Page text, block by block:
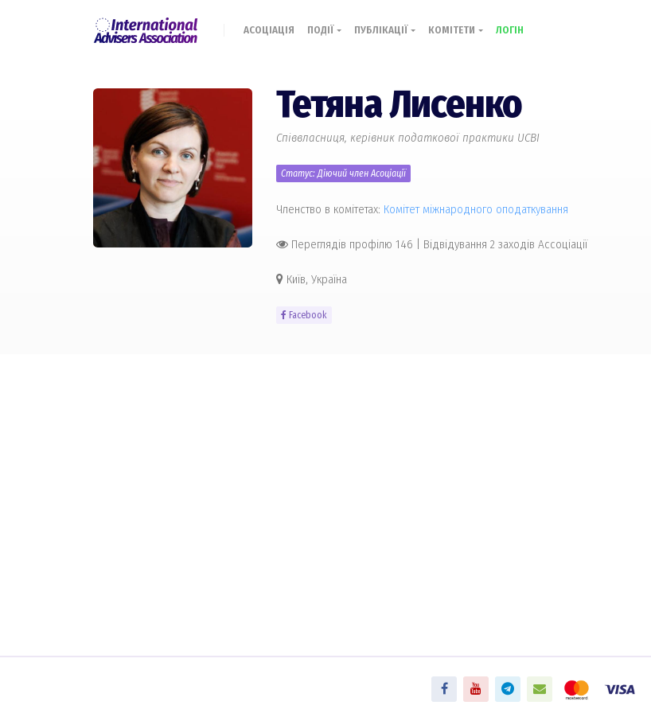
АСОЦІАЦІЯ ПОДІЇ ПУБЛІКАЦІЇ КОМІТЕТИ ЛОГІН
Тетяна Лисенко
Співвласниця, керівник податкової практики UCBI
Статус: Діючий член Асоціації
Членство в комітетах: Комiтет міжнародного оподаткування
Переглядів профілю 146 Відвідування 2 заходів Ассоціації
Київ, Україна
Facebook